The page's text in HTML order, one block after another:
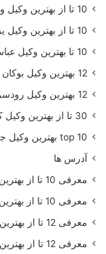
10 تا از بهترین وکیل ورامین 🥇【آپدیت جدید】
10 تا از بهترین وکیل یزد 🥇【آپدیت جدید】
10 تا بهترین وکیل عباس آباد 🥇【آپدیت جدید】⚖️
12 بهترین وکیل بوکان 🥇【آپدیت جدید】⚖️
12 بهترین وکیل رودسر🥇【آپدیت جدید】⚖️
30 تا از بهترین وکیل کرمان⚖️سال 1405
top 10 بهترین وکیل جلفا🥇【آپدیت جدید】⚖️
آدرس ها
معرفی 10 تا از بهترین وکیل تهران 🥇【آپدیت جدید】⚖️
معرفی 10 تا از بهترین وکیل شیراز 🥇【آپدیت جدید】⚖️
معرفی 12 تا از بهترین وکیل آمل 🥇【آپدیت جدید】⚖️
معرفی 12 تا از بهترین وکیل ارومیه 🥇【آپدیت جدید】⚖️